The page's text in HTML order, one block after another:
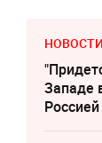
Западе
Россией